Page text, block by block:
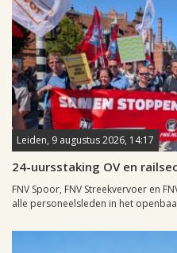
Leiden, 9 augustus 2026, 14:17
24-uursstaking OV en
FNV Spoor, FNV Streekvervoer en
alle personeelsleden in het